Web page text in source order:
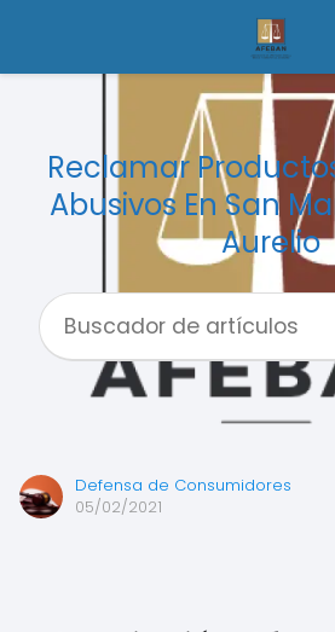
Reclamar
Abusivos En San
Aurelio
Defensa de Consumidores
05/02/2021